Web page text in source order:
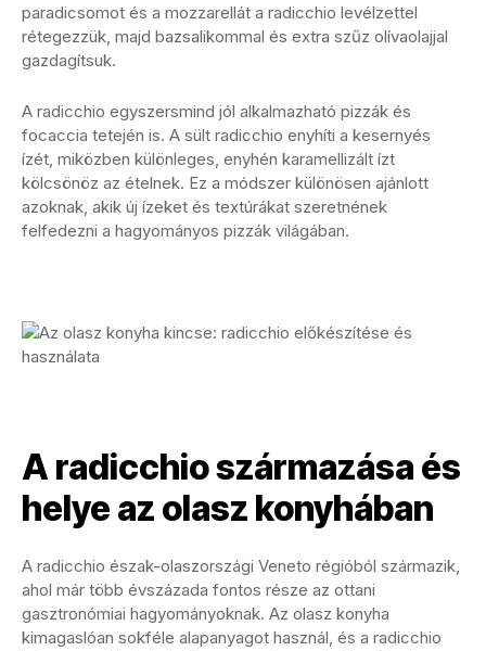
paradicsomot és a mozzarellát a radicchio levélzettel
rétegezzük, majd bazsalikommal és extra szűz olívaolajjal
gazdagítsuk.
A radicchio egyszersmind jól alkalmazható pizzák és
focaccia tetején is. A sült radicchio enyhíti a kesernyés
ízét, miközben különleges, enyhén karamellizált ízt
kölcsönöz az ételnek. Ez a módszer különösen ajánlott
azoknak, akik új ízeket és textúrákat szeretnének
felfedezni a hagyományos pizzák világában.
A radicchio származása és
helye az olasz konyhában
A radicchio észak-olaszországi Veneto régióból származik,
ahol már több évszázada fontos része az ottani
gasztronómiai hagyományoknak. Az olasz konyha
kimagaslóan sokféle alapanyagot használ, és a radicchio